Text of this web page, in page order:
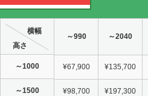
横幅
高さ
～990 ～2040
～1000 ¥67,900 ¥135,700
～1500 ¥98,700 ¥197,300